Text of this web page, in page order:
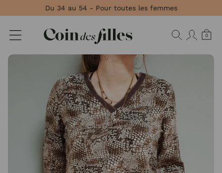
Du 34 au 54 - Pour toutes les femmes
0
Panneau de gestion des cookies